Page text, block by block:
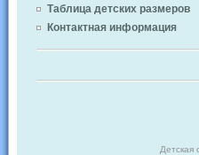
Таблица детских размеров
Контактная информация
Детская